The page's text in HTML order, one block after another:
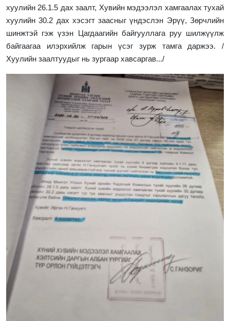
хуулийн 26.1.5 дах заалт, Хувийн мэдээлэл хамгаалах тухай
хуулийн 30.2 дах хэсэгт заасныг үндэслэн Эрүү, Зөрчлийн
шинжтэй гэж үзэн Цагдаагийн байгууллага руу шилжүүлж
байгаагаа илэрхийлж гарын үсэг зурж тамга даржээ. /
Хуулийн заалтуудыг нь зургаар хавсаргав.../